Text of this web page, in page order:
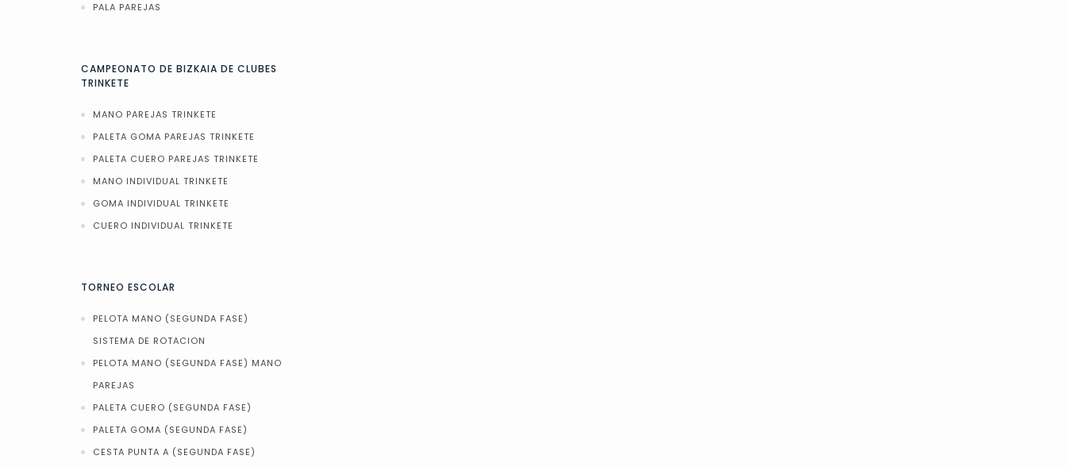
PALA PAREJAS
CAMPEONATO DE BIZKAIA DE CLUBES
TRINKETE
MANO PAREJAS TRINKETE
PALETA GOMA PAREJAS TRINKETE
PALETA CUERO PAREJAS TRINKETE
MANO INDIVIDUAL TRINKETE
GOMA INDIVIDUAL TRINKETE
CUERO INDIVIDUAL TRINKETE
TORNEO ESCOLAR
PELOTA MANO (SEGUNDA FASE)
SISTEMA DE ROTACION
PELOTA MANO (SEGUNDA FASE) MANO
PAREJAS
PALETA CUERO (SEGUNDA FASE)
PALETA GOMA (SEGUNDA FASE)
CESTA PUNTA A (SEGUNDA FASE)